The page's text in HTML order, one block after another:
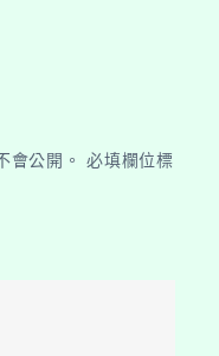
會公開。 必填欄位標